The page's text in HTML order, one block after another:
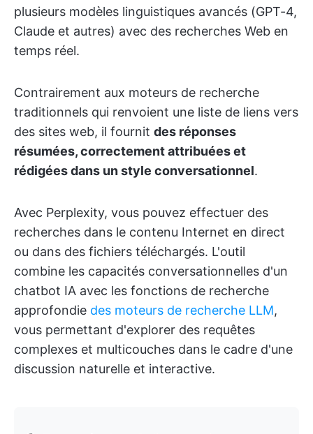
plusieurs modèles linguistiques avancés (GPT-4,
Claude et autres) avec des recherches Web en
temps réel.
Contrairement aux moteurs de recherche
traditionnels qui renvoient une liste de liens vers
des sites web, il fournit des réponses
résumées, correctement attribuées et
rédigées dans un style conversationnel.
Avec Perplexity, vous pouvez effectuer des
recherches dans le contenu Internet en direct
ou dans des fichiers téléchargés. L'outil
combine les capacités conversationnelles d'un
chatbot IA avec les fonctions de recherche
approfondie des moteurs de recherche LLM,
vous permettant d'explorer des requêtes
complexes et multicouches dans le cadre d'une
discussion naturelle et interactive.